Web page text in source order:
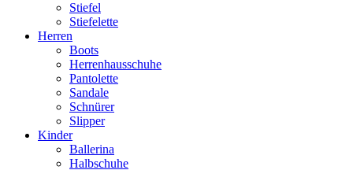
Stiefel
Stiefelette
Herren
Boots
Herrenhausschuhe
Pantolette
Sandale
Schnürer
Slipper
Kinder
Ballerina
Halbschuhe